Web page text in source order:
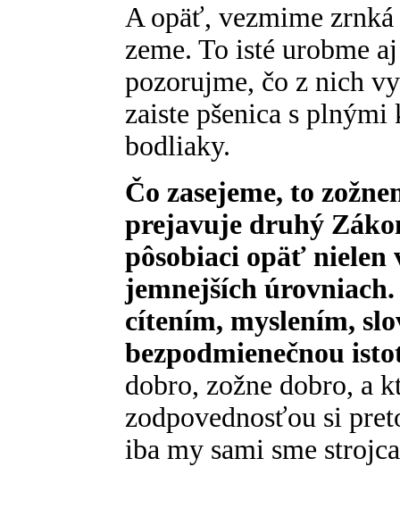
A opäť, vezmime zrnká
zeme. To isté urobme
pozorujme, čo z nich
zaiste pšenica s
bodliaky.
Čo zasejeme, to
prejavuje druhý
pôsobiaci opäť nielen
jemnejších
cítením, myslením,
bezpodmienečnou
dobro, zožne dobro, a
zodpovednosťou si
iba my sami sme